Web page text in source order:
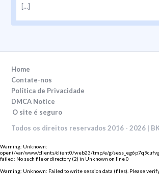
[...]
Home
Contate-nos
Política de Privacidade
DMCA Notice
O site é seguro
Todos os direitos reservados 2016 - 2026 |
Warning: Unknown:
open(/var/www/clients/client0/web23/tmp/e/g/
failed: No such file or directory (2) in Unknown on line0
Warning: Unknown: Failed to write session data (files). Please